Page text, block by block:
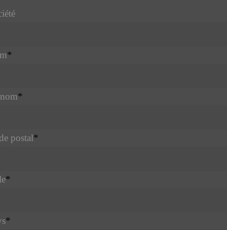
*
*
postal*
*
*